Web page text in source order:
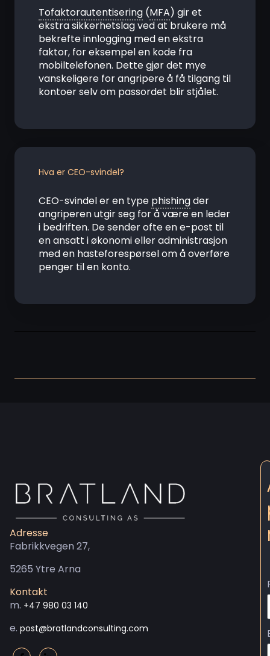
Tofaktorautentisering (MFA) gir et
ekstra sikkerhetslag ved at brukere må
bekrefte innlogging med en ekstra
faktor, for eksempel en kode fra
mobiltelefonen. Dette gjør det mye
vanskeligere for angripere å få tilgang til
kontoer selv om passordet blir stjålet.
Hva er CEO-svindel?
CEO-svindel er en type phishingder
angriperen utgir seg for å være en leder
i bedriften. De sender ofte en e-post til
en ansatt i økonomi eller administrasjon
med en hasteforespørsel om å overføre
penger til en konto.
Adresse
Fabrikkvegen 27,
5265 Ytre Arna
Kontakt
m. +47 980 03 140
e. post@bratlandconsulting.com